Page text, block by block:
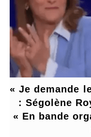
« Je demande
: Ségolène
« En bande